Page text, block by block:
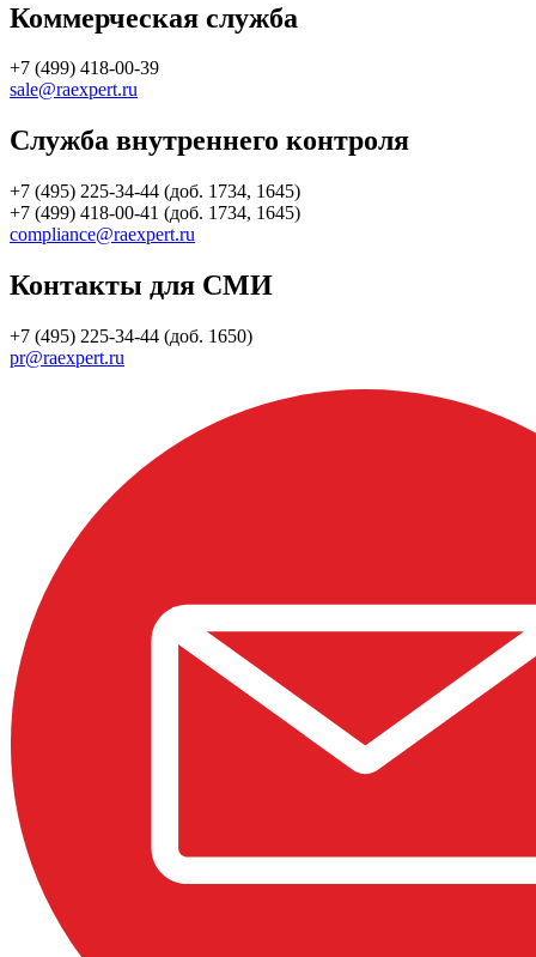
Коммерческая служба
+7 (499) 418-00-39
sale@raexpert.ru
Служба внутреннего контроля
+7 (495) 225-34-44 (доб. 1734, 1645)
+7 (499) 418-00-41 (доб. 1734, 1645)
compliance@raexpert.ru
Контакты для СМИ
+7 (495) 225-34-44 (доб. 1650)
pr@raexpert.ru